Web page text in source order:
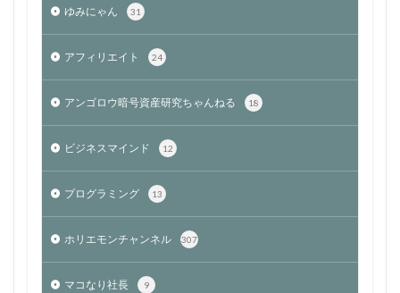
ゆみにゃん 31
アフィリエイト 24
アンゴロウ暗号資産研究ちゃんねる 18
ビジネスマインド 12
プログラミング 13
ホリエモンチャンネル 307
マコなり社長 9